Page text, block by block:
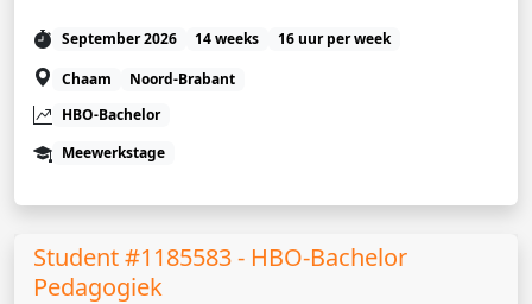
September 2026 14 weeks
16 uur per week
Chaam
Noord-Brabant
HBO-Bachelor
Meewerkstage
Student #1185583 - HBO-Bachelor
Pedagogiek